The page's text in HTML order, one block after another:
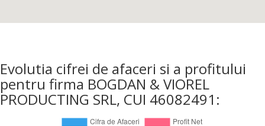
Evolutia cifrei de afaceri si a profitului
pentru firma BOGDAN & VIOREL
PRODUCTING SRL, CUI 46082491: